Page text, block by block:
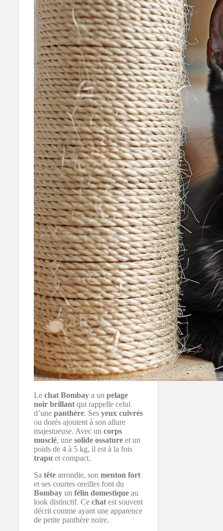
Le chat Bombay a un pelage
noir brillant qui rappelle celui
d’une panthère. Ses yeux cuivrés
ou dorés ajoutent à son allure
majestueuse. Avec un corps
musclé, une solide ossature et un
poids de 4 à 5 kg, il est à la fois
trapu et compact.
Sa tête arrondie, son menton fort
et ses courtes oreilles font du
Bombay un félin domestique au
look distinctif. Ce chat est souvent
décrit comme ayant une apparence
de petite panthère noire.